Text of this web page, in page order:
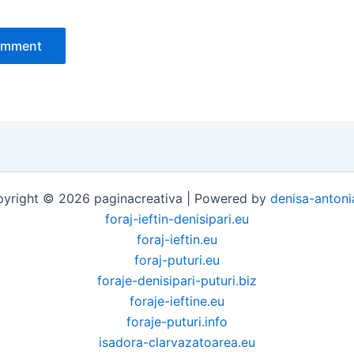
© 2026 paginacreativa | Powered by denisa-
foraj-ieftin-denisipari.eu
foraj-ieftin.eu
foraj-puturi.eu
foraje-denisipari-puturi.biz
foraje-ieftine.eu
foraje-puturi.info
isadora-clarvazatoarea.eu